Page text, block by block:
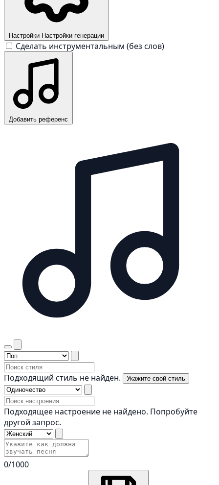
Настройки Настройки генерации
Сделать инструментальным (без слов)
Добавить референс
Подходящий стиль не найден. Укажите свой стиль
Подходящее настроение не найдено. Попробуйте
другой запрос.
0/1000